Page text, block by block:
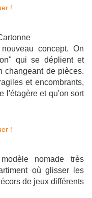
concept. On
qui se déplient et
changeant de pièces.
et encombrants,
l'étagère et qu'on sort
nomade très
où glisser les
de jeux différents